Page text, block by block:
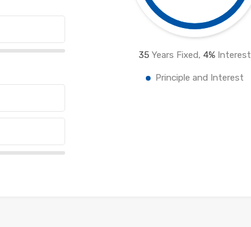
35 Years Fixed,4% Interest
Principle and Interest